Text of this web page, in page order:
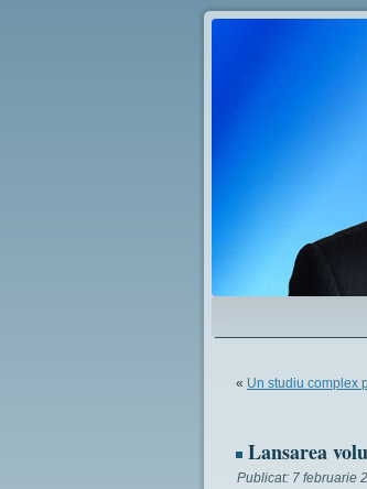
« Un studiu complex
Lansarea
Publicat: 7 februarie